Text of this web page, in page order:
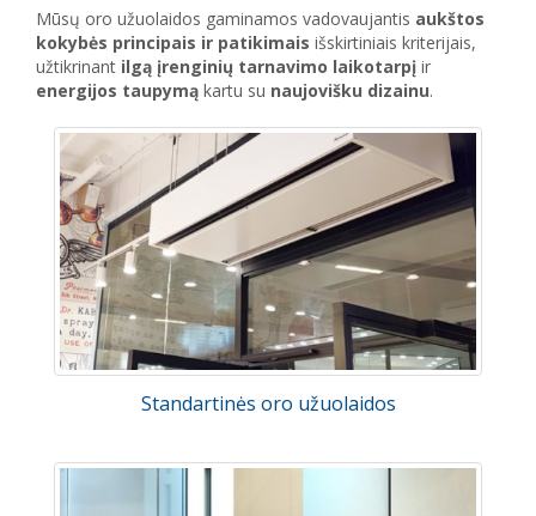
Mūsų oro užuolaidos gaminamos vadovaujantis aukštos
kokybės principais ir patikimais išskirtiniais kriterijais,
užtikrinant ilgą įrenginių tarnavimo laikotarpį ir
energijos taupymą kartu su naujovišku dizainu.
Standartinės oro užuolaidos